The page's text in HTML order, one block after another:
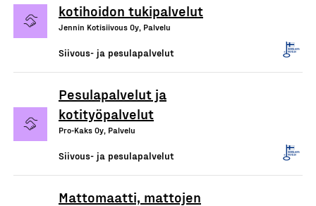
kotihoidon tukipalvelut
Jennin Kotisiivous Oy, Palvelu
Siivous- ja pesulapalvelut
Pesulapalvelut ja
kotityöpalvelut
Pro-Kaks Oy, Palvelu
Siivous- ja pesulapalvelut
Mattomaatti, mattojen